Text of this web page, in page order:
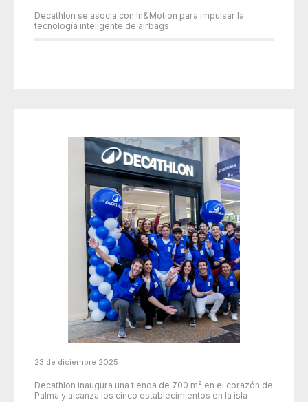
Decathlon se asocia con In&Motion para impulsar la
tecnología inteligente de airbags
23 de diciembre 2025
Decathlon inaugura una tienda de 700 m² en el corazón de
Palma y alcanza los cinco establecimientos en la isla